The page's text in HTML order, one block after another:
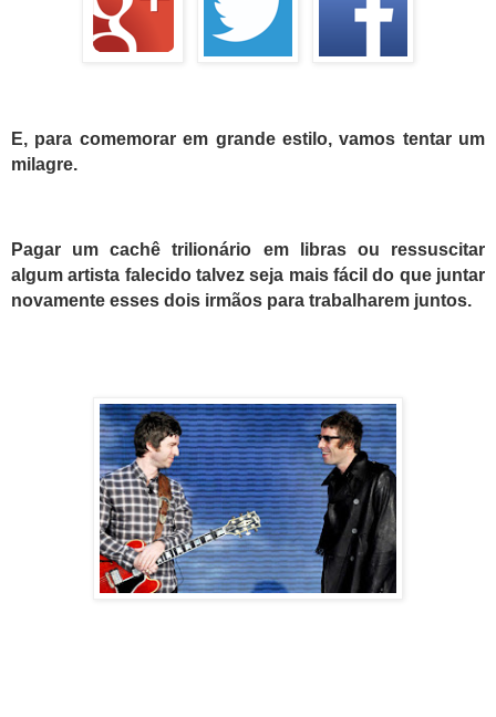
E, para comemorar em grande estilo, vamos tentar um
milagre.
Pagar um cachê trilionário em libras ou ressuscitar
algum artista falecido talvez seja mais fácil do que juntar
novamente esses dois irmãos para trabalharem juntos.